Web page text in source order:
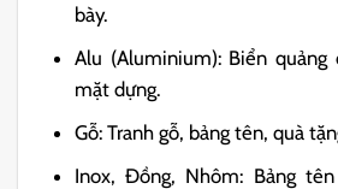
bày.
Alu (Aluminium): Biển quảng
mặt dựng.
Gỗ: Tranh gỗ, bảng tên, quà
Inox, Đồng, Nhôm: Bảng